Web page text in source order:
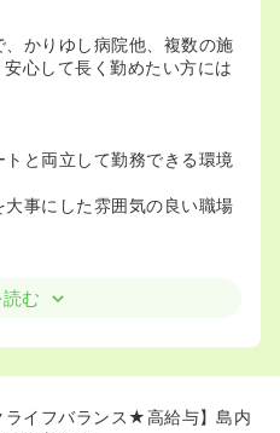
かりゆし病院他、複数の施
心して長く勤めたい方には
と両立して勤務できる環境
事にした雰囲気の良い職場
む
イフバランス★高給与】島内